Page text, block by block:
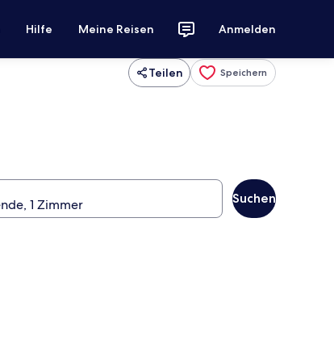
Hilfe Meine Reisen Anmelden
Teilen Speichern
Suchen